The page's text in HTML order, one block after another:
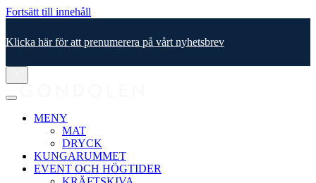
Fortsätt till innehåll
Klicka här för att prenumerera på vårt nyhetsbrev
MENY
MAT
DRYCK
KUNGARUMMET
EVENT OCH HÖGTIDER